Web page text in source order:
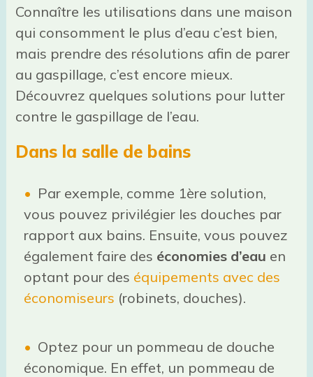
Connaître les utilisations dans une maison
qui consomment le plus d’eau c’est bien,
mais prendre des résolutions afin de parer
au gaspillage, c’est encore mieux.
Découvrez quelques solutions pour lutter
contre le gaspillage de l’eau.
Dans la salle de bains
Par exemple, comme 1ère solution,
vous pouvez privilégier les douches par
rapport aux bains. Ensuite, vous pouvez
également faire des économies d’eau en
optant pour des équipements avec des
économiseurs (robinets, douches).
Optez pour un pommeau de douche
économique. En effet, un pommeau de